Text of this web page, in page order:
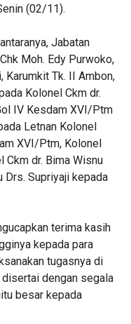
(02/11).
Jabatan
Moh. Edy Purwoko,
Karumkit Tk. II Ambon,
Kolonel Ckm dr.
IV Kesdam XVI/Ptm
Letnan Kolonel
XVI/Ptm, Kolonel
Ckm dr. Bima Wisnu
Drs. Supriyaji kepada
terima kasih
kepada para
tugasnya di
dengan segala
besar kepada